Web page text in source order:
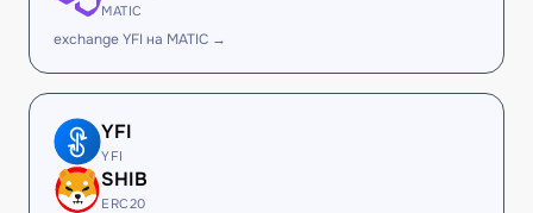
MATIC
exchange YFI на MATIC →
YFI
YFI
SHIB
ERC20